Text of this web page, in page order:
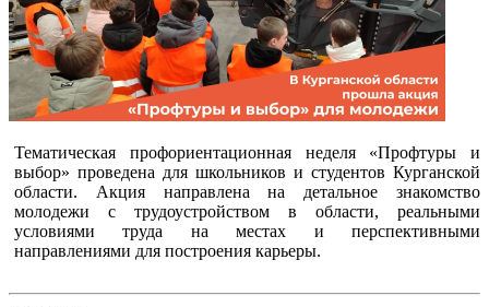
Тематическая профориентационная неделя «Профтуры и
выбор» проведена для школьников и студентов Курганской
области. Акция направлена на детальное знакомство
молодежи с трудоустройством в области, реальными
условиями труда на местах и перспективными
направлениями для построения карьеры.